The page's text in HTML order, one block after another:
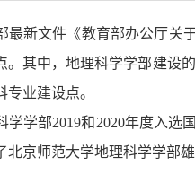
最新文件 《教育部办公厅关
。其中，地理科学学部建设的
专业建设点。
学学部2019和2020年度入选
北京师范大学地理科学学部